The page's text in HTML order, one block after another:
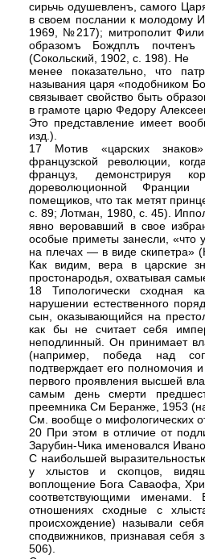
сирьчь одушевленъ, самого
в своем послании к молодому
1969, №217); митрополит
образомъ Бождплъ
(Сокольский, 1902, с. 198). Не
менее показательно, что
называния царя «подобником
связывает свойство быть
в грамоте царю Федору
Это представление имеет
изд.).
17 Мотив «царских
французской революции,
француз, демонстрируя
дореволюционной Франции
помещиков, что так метят
с. 89; Лотман, 1980, с. 45).
явно веровавший в свое
особые приметы занесли, «что
на плечах — в виде скипетра»
Как видим, вера в царские
простонародья, охватывая
18 Типологически сходная
нарушении естественного
сын, оказывающийся на
как бы не считает себя
неподлинный. Он принимает
(например, победа над
подтверждает его полномочия
первого проявления высшей
самым день смерти
преемника См Беранже, 1953
См. вообще о мифологических
20 При этом в отличие от
Зарубин-Чика именовался
С наибольшей
у хлыстов и скопцов,
воплощение Бога Саваофа,
соответствующими
отношениях сходные с
происхождение) называли
сподвижников, признавая себя
506).